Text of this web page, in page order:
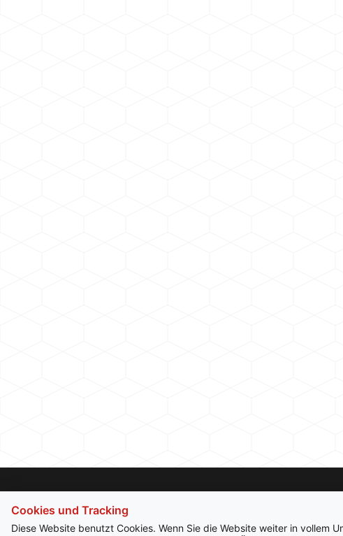
Cookies und Tracking
Diese Website benutzt Cookies. Wenn Sie die Website weiter in vollem